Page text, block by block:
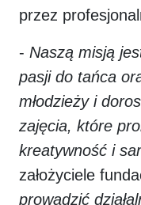
przez
- Naszą misją
pasji do tańca
młodzieży i
zajęcia, które
kreatywność i
założyciele
prowadzić